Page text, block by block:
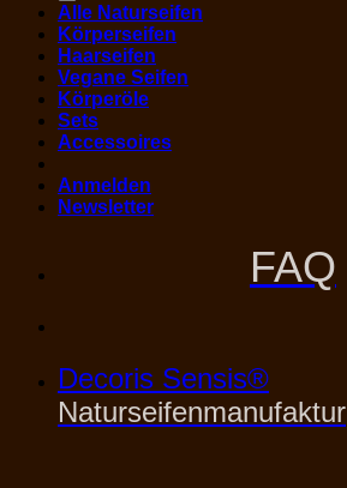
Alle Naturseifen
Körperseifen
Haarseifen
Vegane Seifen
Körperöle
Sets
Accessoires
Anmelden
Newsletter
FAQ
Decoris Sensis®
Naturseifenmanufaktur